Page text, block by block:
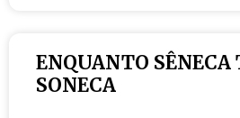
ENQUANTO
SONECA